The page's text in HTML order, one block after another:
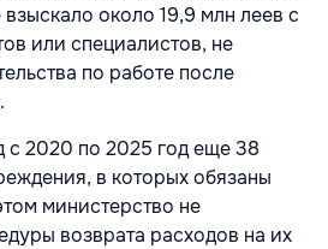
около 19,9 млн леев с
или специалистов, не
по работе после
с 2020 по 2025 год еще 38
в которых обязаны
министерство не
возврата расходов на их